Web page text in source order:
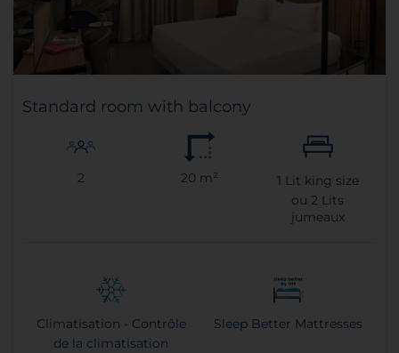
Standard room with balcony
2 20 m² 1 Lit king size
ou 2 Lits
jumeaux
Climatisation - Contrôle
de la climatisation
Sleep Better Mattresses